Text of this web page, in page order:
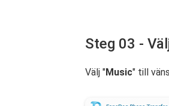
Steg 03 -
Välj "Music" till